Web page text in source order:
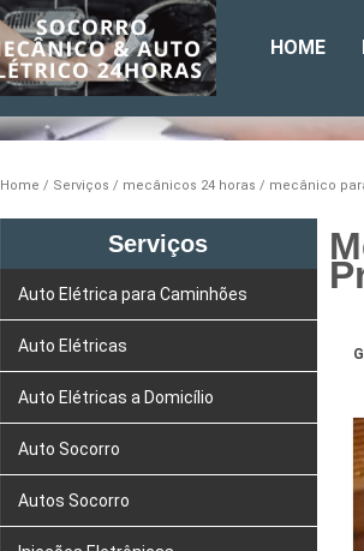
HOME
Home Serviços mecânicos 24 horas mecânico
Serviços
Auto Elétrica para Caminhões
Auto Elétricas
Auto Elétricas a Domicílio
Auto Socorro
Autos Socorro